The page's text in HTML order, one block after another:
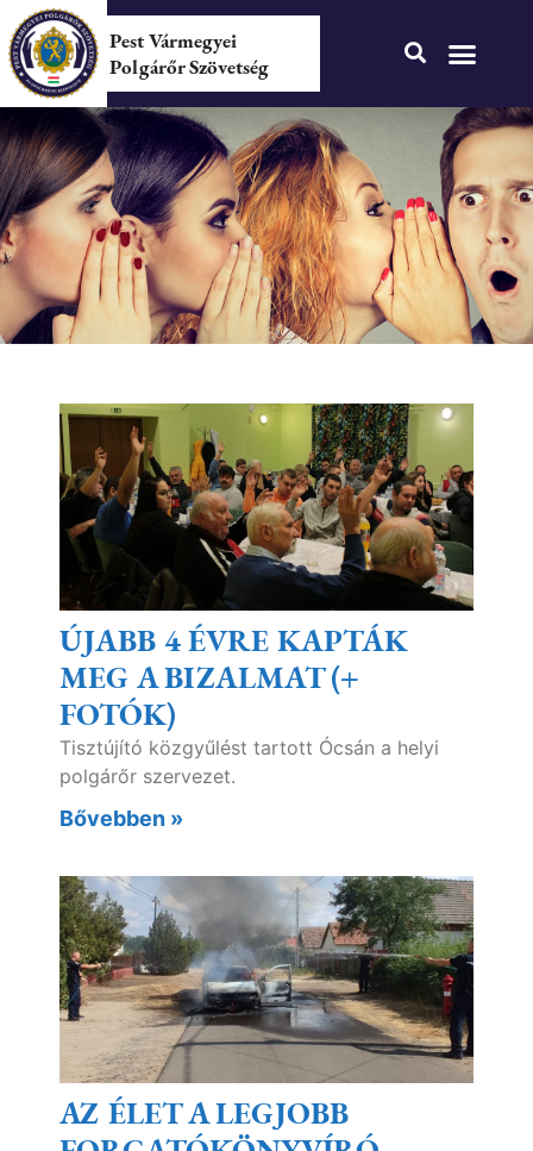
Pest Vármegyei
Polgárőr Szövetség
ÚJABB 4 ÉVRE KAPTÁK
MEG A BIZALMAT (+
FOTÓK)
Tisztújító közgyűlést tartott Ócsán a helyi
polgárőr szervezet.
Bővebben »
AZ ÉLET A LEGJOBB